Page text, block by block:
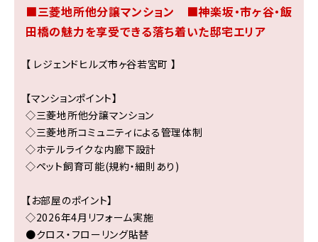
■三菱地所他分譲マンション ■神楽坂・市ヶ谷・飯
田橋の魅力を享受できる落ち着いた邸宅エリア
【 レジェンドヒルズ市ヶ谷若宮町 】
【マンションポイント】
◇三菱地所他分譲マンション
◇三菱地所コミュニティによる管理体制
◇ホテルライクな内廊下設計
◇ペット飼育可能(規約・細則あり)
【お部屋のポイント】
◇2026年4月リフォーム実施
●クロス・フローリング貼替